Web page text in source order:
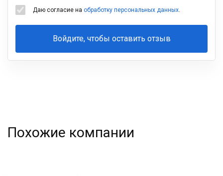
Даю согласие на обработку персональных данных.
Войдите, чтобы оставить отзыв
Ваша
Похожие компании